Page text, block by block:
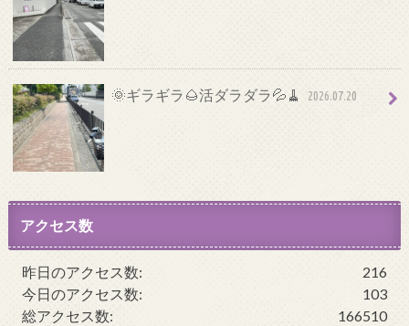
🌞ギラギラ🌰活ダラダラ💦🧹 2026.07.20
アクセス数
216
昨日のアクセス数:
103
今日のアクセス数:
166510
総アクセス数: